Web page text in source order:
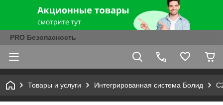
PRO Безопасность
Товары и услуги Интегрированная система Болид